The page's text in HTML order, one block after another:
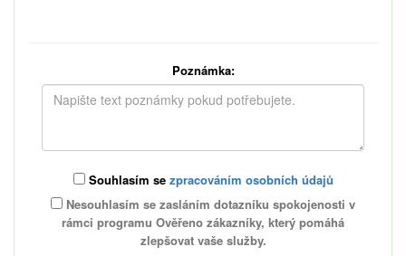
Poznámka:
Souhlasím se zpracováním osobních údajů
Nesouhlasím se zasláním dotazníku spokojenosti v
rámci programu Ověřeno zákazníky, který pomáhá
zlepšovat vaše služby.